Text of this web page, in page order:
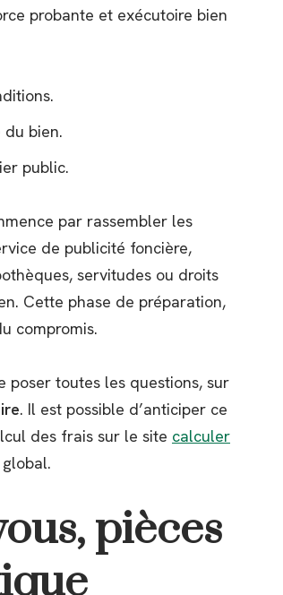
probante et exécutoire bien
bien.
public.
par rassembler les
de publicité foncière,
servitudes ou droits
Cette phase de préparation,
compromis.
poser toutes les questions, sur
. Il est possible d’anticiper ce
des frais sur le site calculer
pièces